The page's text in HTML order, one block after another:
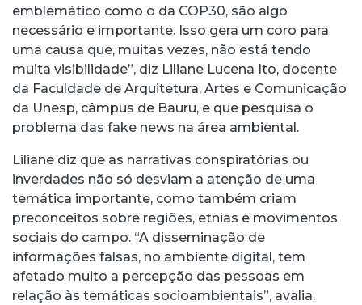
emblemático como o da COP30, são algo
necessário e importante. Isso gera um coro para
uma causa que, muitas vezes, não está tendo
muita visibilidade”, diz Liliane Lucena Ito, docente
da Faculdade de Arquitetura, Artes e Comunicação
da Unesp, câmpus de Bauru, e que pesquisa o
problema das fake news na área ambiental.
Liliane diz que as narrativas conspiratórias ou
inverdades não só desviam a atenção de uma
temática importante, como também criam
preconceitos sobre regiões, etnias e movimentos
sociais do campo. “A disseminação de
informações falsas, no ambiente digital, tem
afetado muito a percepção das pessoas em
relação às temáticas socioambientais”, avalia.